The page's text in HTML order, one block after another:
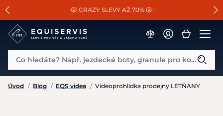
SLEVA 13% na vše od Cassini!
😮 CRAZY SLEVY AŽ 70% 😮
📐Pasování a doplňky k vybraným sedlům ZDARMA 🐴
Co hledáte? Např. jezdecké boty, granule pro koně...
Úvod / Blog / EQS videa / Videoprohlídka prodejny LETŇANY